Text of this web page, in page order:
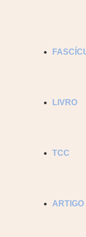
LIVRO
TCC